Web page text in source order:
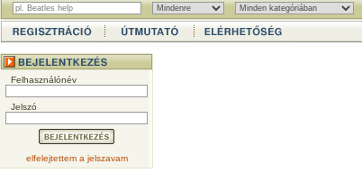
Felhasználónév
Jelszó
elfelejtettem a jelszavam